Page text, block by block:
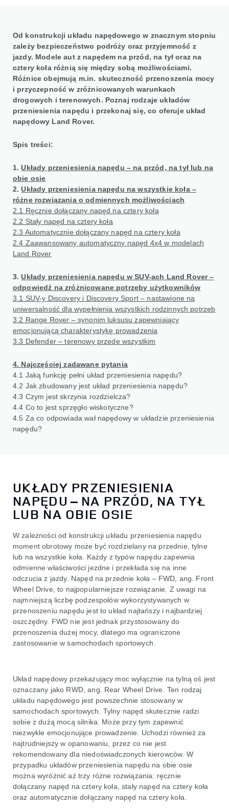
Od konstrukcji układu napędowego w znacznym stopniu
zależy bezpieczeństwo podróży oraz przyjemność z
jazdy. Modele aut z napędem na przód, na tył oraz na
cztery koła różnią się między sobą możliwościami.
Różnice obejmują m.in. skuteczność przenoszenia mocy
i przyczepność w zróżnicowanych warunkach
drogowych i terenowych. Poznaj rodzaje układów
przeniesienia napędu i przekonaj się, co oferuje układ
napędowy Land Rover.
Spis treści:
1.Układy przeniesienia napędu – na przód, na tył lub na
obie osie
2.Układy przeniesienia napędu na wszystkie koła –
różne rozwiązania o odmiennych możliwościach
2.1 Ręcznie dołączany napęd na cztery koła
2.2 Stały napęd na cztery koła
2.3 Automatycznie dołączany napęd na cztery koła
2.4 Zaawansowany automatyczny napęd 4x4 w modelach
Land Rover
3.Układy przeniesienia napędu w SUV-ach Land Rover –
odpowiedź na zróżnicowane potrzeby użytkowników
3.1 SUV-y Discovery i Discovery Sport – nastawione na
uniwersalność dla wypełnienia wszystkich rodzinnych potrzeb
3.2 Range Rover – synonim luksusu zapewniający
emocjonującą charakterystykę prowadzenia
3.3 Defender – terenowy przede wszystkim
4. Najczęściej zadawane pytania
4.1 Jaką funkcję pełni układ przeniesienia napędu?
4.2 Jak zbudowany jest układ przeniesienia napędu?
4.3 Czym jest skrzynia rozdzielcza?
4.4 Co to jest sprzęgło wiskotyczne?
4.5 Za co odpowiada wał napędowy w układzie przeniesienia
napędu?
UKŁADY PRZENIESIENIA
NAPĘDU – NA PRZÓD, NA TYŁ
LUB NA OBIE OSIE
W zależności od konstrukcji układu przeniesienia napędu
moment obrotowy może być rozdzielany na przednie, tylne
lub na wszystkie koła. Każdy z typów napędu zapewnia
odmienne właściwości jezdne i przekłada się na inne
odczucia z jazdy. Napęd na przednie koła – FWD, ang. Front
Wheel Drive, to najpopularniejsze rozwiązanie. Z uwagi na
najmniejszą liczbę podzespołów wykorzystywanych w
przenoszeniu napędu jest to układ najtańszy i najbardziej
oszczędny. FWD nie jest jednak przystosowany do
przenoszenia dużej mocy, dlatego ma ograniczone
zastosowanie w samochodach sportowych.
Układ napędowy przekazujący moc wyłącznie na tylną oś jest
oznaczany jako RWD, ang. Rear Wheel Drive. Ten rodzaj
układu napędowego jest powszechnie stosowany w
samochodach sportowych. Tylny napęd skutecznie radzi
sobie z dużą mocą silnika. Może przy tym zapewnić
niezwykle emocjonujące prowadzenie. Uchodzi również za
najtrudniejszy w opanowaniu, przez co nie jest
rekomendowany dla niedoświadczonych kierowców. W
przypadku układów przeniesienia napędu na obie osie
można wyróżnić aż trzy różne rozwiązania: ręcznie
dołączany napęd na cztery koła, stały napęd na cztery koła
oraz automatycznie dołączany napęd na cztery koła.